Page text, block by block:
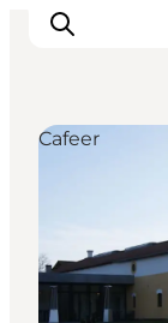
Byer &
Det sker
Cafeer